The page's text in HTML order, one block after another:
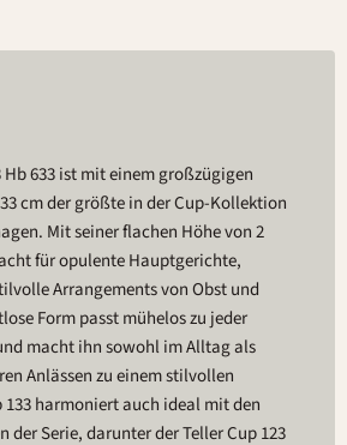
Hb 633 ist mit einem großzügigen
cm der größte in der Cup-Kollektion
Mit seiner flachen Höhe von 2
für opulente Hauptgerichte,
Arrangements von Obst und
Form passt mühelos zu jeder
macht ihn sowohl im Alltag als
Anlässen zu einem stilvollen
133 harmoniert auch ideal mit den
der Serie, darunter der Teller Cup 123